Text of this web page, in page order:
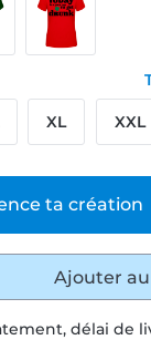
délai de
ta création
XL XXL
Ajouter